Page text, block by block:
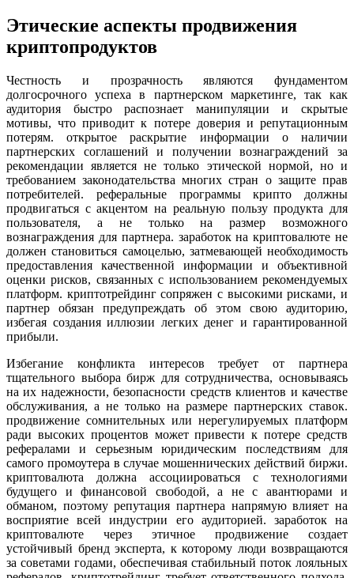
Этические аспекты продвижения
криптопродуктов
Честность и прозрачность являются фундаментом
долгосрочного успеха в партнерском маркетинге, так как
аудитория быстро распознает манипуляции и скрытые
мотивы, что приводит к потере доверия и репутационным
потерям. открытое раскрытие информации о наличии
партнерских соглашений и получении вознаграждений за
рекомендации является не только этической нормой, но и
требованием законодательства многих стран о защите прав
потребителей. реферальные программы крипто должны
продвигаться с акцентом на реальную пользу продукта для
пользователя, а не только на размер возможного
вознаграждения для партнера. заработок на криптовалюте не
должен становиться самоцелью, затмевающей необходимость
предоставления качественной информации и объективной
оценки рисков, связанных с использованием рекомендуемых
платформ. криптотрейдинг сопряжен с высокими рисками, и
партнер обязан предупреждать об этом свою аудиторию,
избегая создания иллюзии легких денег и гарантированной
прибыли.
Избегание конфликта интересов требует от партнера
тщательного выбора бирж для сотрудничества, основываясь
на их надежности, безопасности средств клиентов и качестве
обслуживания, а не только на размере партнерских ставок.
продвижение сомнительных или нерегулируемых платформ
ради высоких процентов может привести к потере средств
рефералами и серьезным юридическим последствиям для
самого промоутера в случае мошеннических действий биржи.
криптовалютa должна ассоциироваться с технологиями
будущего и финансовой свободой, а не с авантюрами и
обманом, поэтому репутация партнера напрямую влияет на
восприятие всей индустрии его аудиторией. заработок на
криптовалюте через этичное продвижение создает
устойчивый бренд эксперта, к которому люди возвращаются
за советами годами, обеспечивая стабильный поток лояльных